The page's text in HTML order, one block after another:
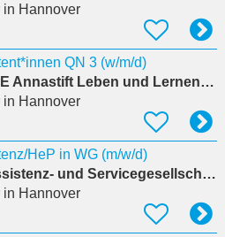
in Hannover
QN 3 (w/m/d)
DIAKOVERE Annastift Leben und Lernen gGmbH
in Hannover
HeP in WG (m/w/d)
Renafan Assistenz- und Servicegesellschaft mbH
in Hannover